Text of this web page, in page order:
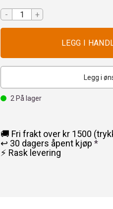
- +
Legg i
2 På lager
🚚 Fri frakt over kr 1500
↩️ 30 dagers åpent kjøp*
⚡ Rask levering